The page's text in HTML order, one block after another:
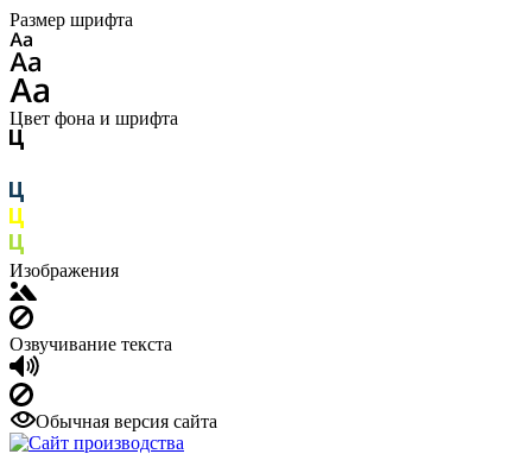
Размер шрифта
Цвет фона и шрифта
Изображения
Озвучивание текста
Обычная версия сайта